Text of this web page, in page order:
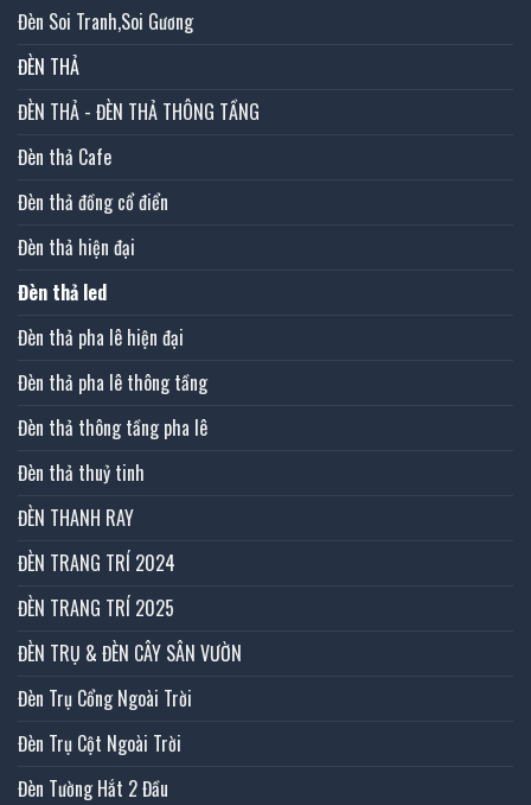
Đèn Soi Tranh,Soi Gương
ĐÈN THẢ
ĐÈN THẢ - ĐÈN THẢ THÔNG TẦNG
Đèn thả Cafe
Đèn thả đồng cổ điển
Đèn thả hiện đại
Đèn thả led
Đèn thả pha lê hiện đại
Đèn thả pha lê thông tầng
Đèn thả thông tầng pha lê
Đèn thả thuỷ tinh
ĐÈN THANH RAY
ĐÈN TRANG TRÍ 2024
ĐÈN TRANG TRÍ 2025
ĐÈN TRỤ & ĐÈN CÂY SÂN VƯỜN
Đèn Trụ Cổng Ngoài Trời
Đèn Trụ Cột Ngoài Trời
Đèn Tường Hắt 2 Đầu